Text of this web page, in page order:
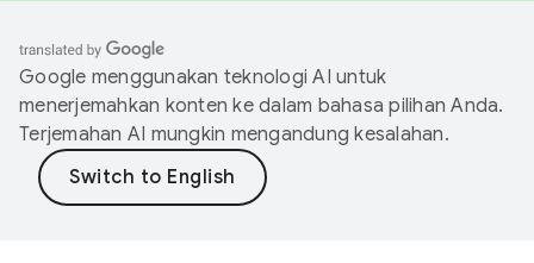
Google menggunakan teknologi AI untuk
menerjemahkan konten ke dalam bahasa pilihan Anda.
Terjemahan AI mungkin mengandung kesalahan.